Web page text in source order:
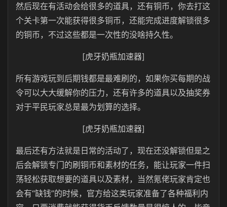
然后现在有活动会给很多的道具，还有铜币，你去打这
个关卡第一次能获得很多铜币，还能完成进度解锁很多
的铜币，不过这些都是一次性的没啥持久性。
[虎牙奶瓶加速器]
所有游戏玩到后期钱都是最难刷的，如果你买每期的战
令可以大大缓解你的压力，还有许多的道具以及抽奖券
对于平民玩家总是最为划算的选择。
[虎牙奶瓶加速器]
最后还有方法就是日常的活动了，现在还没解锁但是之
后会解锁专门的刷铜币和素材的任务，能让玩家一件扫
荡轻松获取想要的道具以及素材，当然氪佬玩家肯定也
会有“缺钱”的时候，官方给这类玩家准备了各种福利内